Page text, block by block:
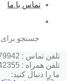
تماس با ما
جستجو
تلفن تماس : 79942 021 - 2222120 021
تلفن همراه : 09121442355
ما را دنبال کنید: